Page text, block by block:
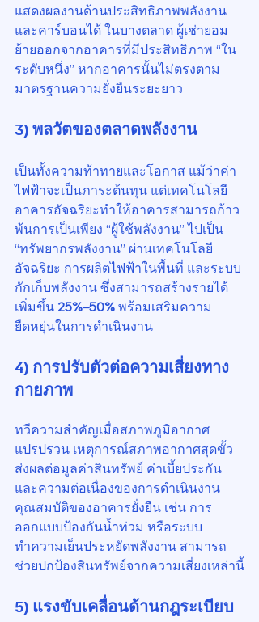
แสดงผลงานด้านประสิทธิภาพพลังงาน
และคาร์บอนได้ ในบางตลาด ผู้เช่ายอม
ย้ายออกจากอาคารที่มีประสิทธิภาพ “ใน
ระดับหนึ่ง” หากอาคารนั้นไม่ตรงตาม
มาตรฐานความยั่งยืนระยะยาว
3) พลวัตของตลาดพลังงาน
เป็นทั้งความท้าทายและโอกาส แม้ว่าค่า
ไฟฟ้าจะเป็นภาระต้นทุน แต่เทคโนโลยี
อาคารอัจฉริยะทำให้อาคารสามารถก้าว
พ้นการเป็นเพียง “ผู้ใช้พลังงาน” ไปเป็น
“ทรัพยากรพลังงาน” ผ่านเทคโนโลยี
อัจฉริยะ การผลิตไฟฟ้าในพื้นที่ และระบบ
กักเก็บพลังงาน ซึ่งสามารถสร้างรายได้
เพิ่มขึ้น 25%–50% พร้อมเสริมความ
ยืดหยุ่นในการดำเนินงาน
4) การปรับตัวต่อความเสี่ยงทาง
กายภาพ
ทวีความสำคัญเมื่อสภาพภูมิอากาศ
แปรปรวน เหตุการณ์สภาพอากาศสุดขั้ว
ส่งผลต่อมูลค่าสินทรัพย์ ค่าเบี้ยประกัน
และความต่อเนื่องของการดำเนินงาน
คุณสมบัติของอาคารยั่งยืน เช่น การ
ออกแบบป้องกันน้ำท่วม หรือระบบ
ทำความเย็นประหยัดพลังงาน สามารถ
ช่วยปกป้องสินทรัพย์จากความเสี่ยงเหล่านี้
5) แรงขับเคลื่อนด้านกฎระเบียบ